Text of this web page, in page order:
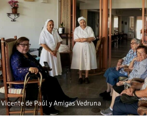
de Paúl y Amigas Vedruna